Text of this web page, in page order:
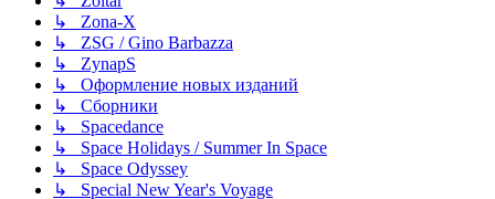
↳ Zona-X
↳ ZSG / Gino Barbazza
↳ ZynapS
↳ Оформление новых изданий
↳ Сборники
↳ Spacedance
↳ Space Holidays / Summer In Space
↳ Space Odyssey
↳ Special New Year's Voyage